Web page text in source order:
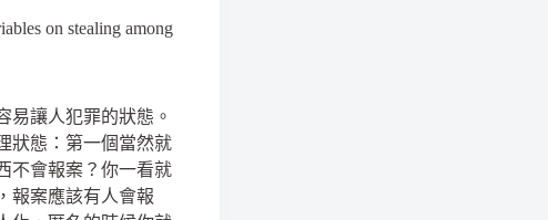
on stealing among
易讓人犯罪的狀態。
狀態：第一個當然就
不會報案？你一看就
報案應該有人會報